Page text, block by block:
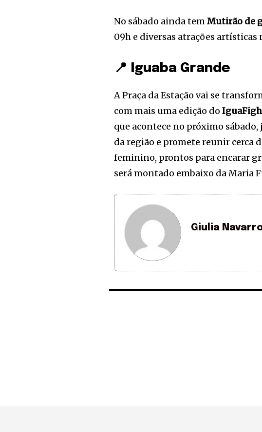
No sábado ainda temMutirão de
09h e diversas atrações
📍 Iguaba Grande
A Praça da Estação vai se
com mais uma edição do
que acontece no próximo
da região e promete reunir cerca
feminino, prontos para encarar
será montado embaixo da Maria
Giulia